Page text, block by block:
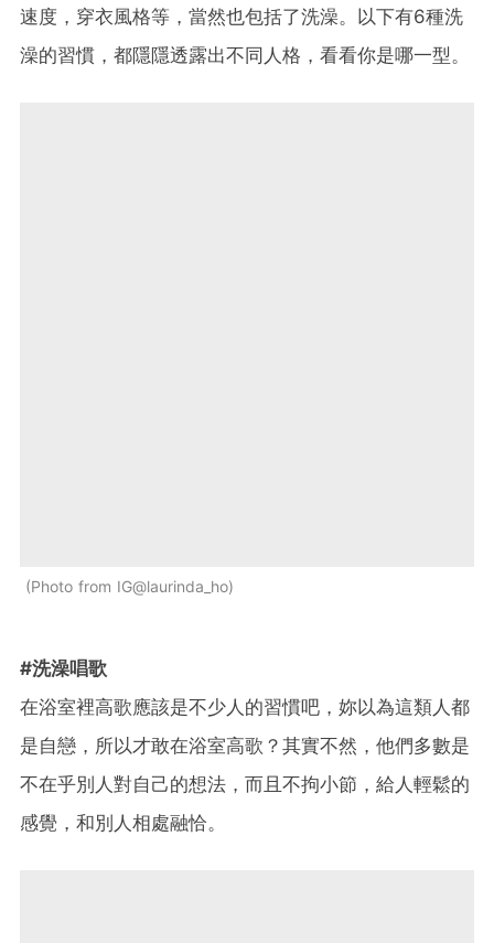
速度，穿衣風格等，當然也包括了洗澡。以下有6種洗
澡的習慣，都隱隱透露出不同人格，看看你是哪一型。
Photo from IG@laurinda_ho
#洗澡唱歌
在浴室裡高歌應該是不少人的習慣吧，妳以為這類人都
是自戀，所以才敢在浴室高歌？其實不然，他們多數是
不在乎別人對自己的想法，而且不拘小節，給人輕鬆的
感覺，和別人相處融恰。